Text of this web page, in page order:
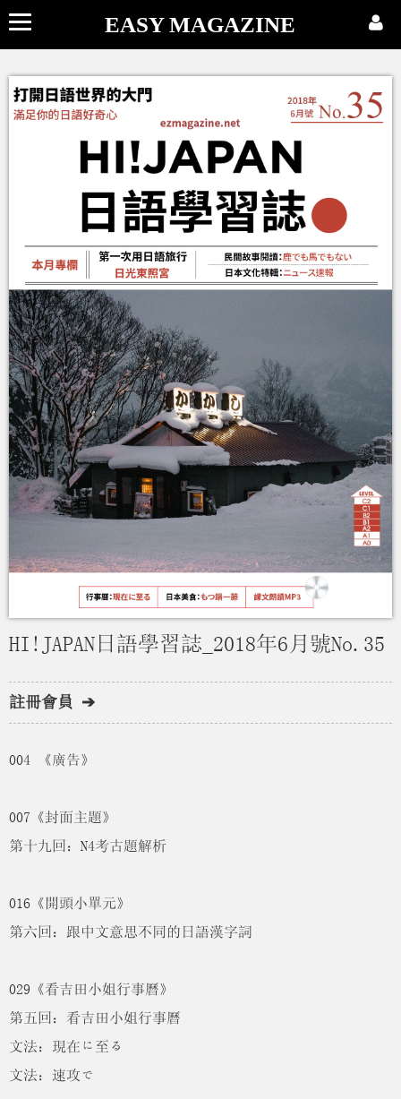
EASY MAGAZINE
HI!JAPAN日語學習誌_2018年6月號No.35
註冊會員 ➔
004 《廣告》
007《封面主題》
第十九回：N4考古題解析
016《開頭小單元》
第六回：跟中文意思不同的日語漢字詞
029《看吉田小姐行事曆》
第五回：看吉田小姐行事曆
文法：現在に至る
文法：速攻で